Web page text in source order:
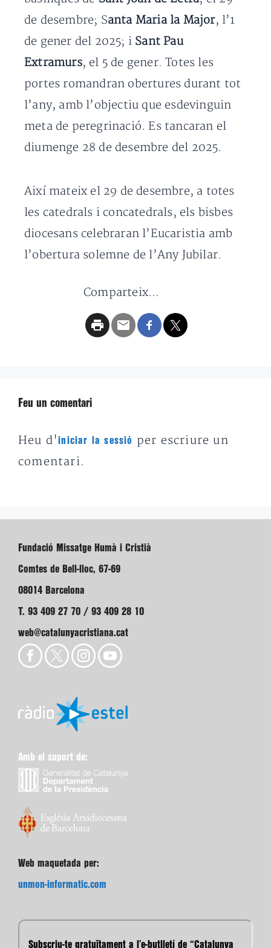
de desembre; Santa Maria la Major, l’1
de gener del 2025; i Sant Pau
Extramurs, el 5 de gener. Totes les
portes romandran obertures durant tot
l’any, amb l’objectiu que esdevinguin
meta de peregrinació. Es tancaran el
diumenge 28 de desembre del 2025.
Així mateix el 29 de desembre, a totes
les catedrals i concatedrals, els bisbes
diocesans celebraran l’Eucaristia amb
l’obertura solemne de l’Any Jubilar.
Comparteix...
Feu un comentari
Heu d'iniciar la sessió
per escriure un
comentari.
Fundació Missatge Humà i Cristià
Comtes de Bell-lloc, 67-69
08014 Barcelona
T. 93 409 27 70 / 93 409 28 10
web@catalunyacristiana.cat
Amb el suport de:
Web maquetada per:
unmon-informatic.com
Subscriu-te gratuïtament a l’e-butlletí de “Catalunya